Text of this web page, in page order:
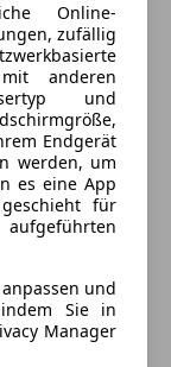
Online-
zufällig
anderen
und
Endgerät
werden, um
es eine App
für
und
Sie in
Manager